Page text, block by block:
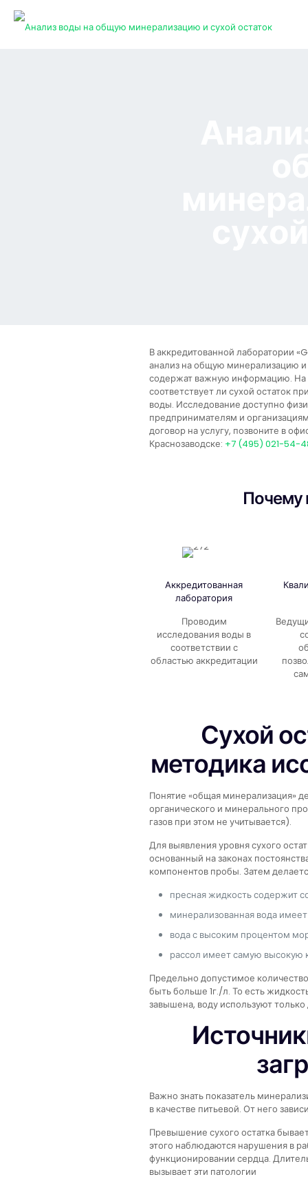
В аккредитованной лаборатории
анализ на общую минерализацию и
содержат важную информацию. На
соответствует ли сухой остаток
воды. Исследование доступно
предпринимателям и
договор на услугу, позвоните в
Краснозаводске: +7 (495) 021-54-
Почему
Аккредитованная
лаборатория
Проводим
исследования воды в
соответствии с
областью аккредитации
Сухой
методика
Понятие «общая минерализация»
органического и минерального
газов при этом не учитывается).
Для выявления уровня сухого
основанный на законах
компонентов пробы. Затем
пресная жидкость содержит
минерализованная вода имеет
вода с высоким процентом
рассол имеет самую
Предельно допустимое
быть больше 1г./л. То есть
завышена, воду используют
Важно знать показатель
в качестве питьевой. От него
Превышение сухого остатка
этого наблюдаются нарушения в
функционировании сердца.
вызывает эти патологии